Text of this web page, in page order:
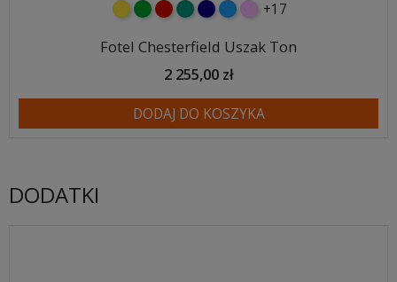
żółtyzielonyczerwony
turkusowy
granatowy
niebieski
różowy
+17
Fotel Chesterfield Uszak Ton
2 255,00 zł
DODAJ DO KOSZYKA
DODATKI